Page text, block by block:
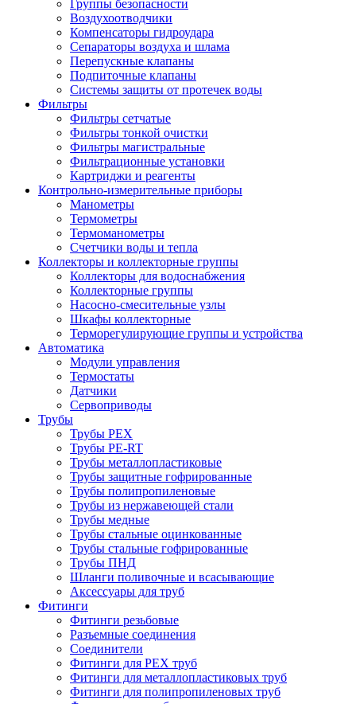
Группы безопасности
Воздухоотводчики
Компенсаторы гидроудара
Сепараторы воздуха и шлама
Перепускные клапаны
Подпиточные клапаны
Системы защиты от протечек воды
Фильтры
Фильтры сетчатые
Фильтры тонкой очистки
Фильтры магистральные
Фильтрационные установки
Картриджи и реагенты
Контрольно-измерительные приборы
Манометры
Термометры
Термоманометры
Счетчики воды и тепла
Коллекторы и коллекторные группы
Коллекторы для водоснабжения
Коллекторные группы
Насосно-смесительные узлы
Шкафы коллекторные
Терморегулирующие группы и устройства
Автоматика
Модули управления
Термостаты
Датчики
Сервоприводы
Трубы
Трубы PEX
Трубы PE-RT
Трубы металлопластиковые
Трубы защитные гофрированные
Трубы полипропиленовые
Трубы из нержавеющей стали
Трубы медные
Трубы стальные оцинкованные
Трубы стальные гофрированные
Трубы ПНД
Шланги поливочные и всасывающие
Аксессуары для труб
Фитинги
Фитинги резьбовые
Разъемные соединения
Соединители
Фитинги для PEX труб
Фитинги для металлопластиковых труб
Фитинги для полипропиленовых труб